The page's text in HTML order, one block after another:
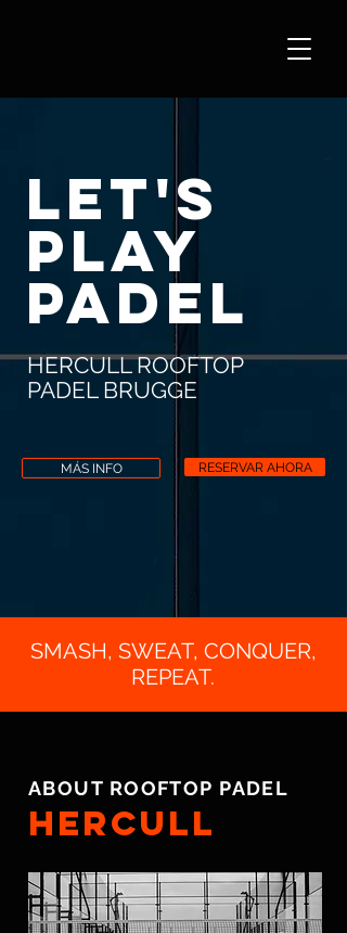
LET'S
PLAY
PADEL
HERCULL ROOFTOP
PADEL BRUGGE
MÁS INFO RESERVAR AHORA
SMASH, SWEAT, CONQUER,
REPEAT.
ABOUT ROOFTOP PADEL
HERCULL